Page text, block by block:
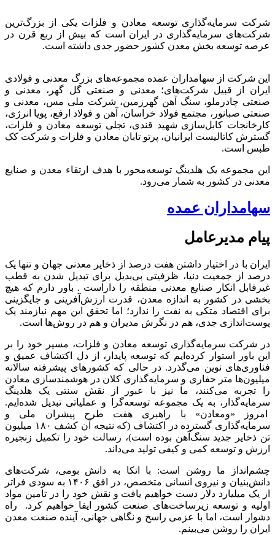
شرکت سرمایه‌گذاری توسعه معادن و فلزات یکی از بزرگ‌ترین
شرکت‌های سرمایه‌گذاری در ایران است که بیش از ربع قرن در
عرصه توسعه بخش معدن کشور حضور جدی داشته است.
این شرکت از سهامداران عمده مجموعه‌های بزرگ معدنی و فولادی
ایران از قبیل شرکت‌های؛ معدنی و صنعتی گل گهر، معدنی و
صنعتی چادرملو، سنگ آهن گهرزمین، شرکت ملی مس، معدنی و
صنعتی صبانور، مجتمع فولاد خراسان، آهن و فولاد ارفع، پویا انرژی،
کارخانجات کابل‌سازی شهید قندی، تجلی توسعه معادن و فلزات،
گسترش کاتالیست ایرانیان، پرتو تابان معادن و فلزات و شرکت کک
طبس است.
این مجموعه یک هلدینگ توسعه‌محور با هدف ارتقاء معدن و صنایع
معدنی در کشور به شمار می‌رود.
سهامداران عمده
پیام مدیرعامل
ایران با در اختیار داشتن هفت درصد از ذخایر معدنی جهان و تنها یک
درصد از جمعیت دنیا، ظرفیتی بی‌بدیل برای تبدیل شدن به قطب
غیرقابل انکار صنایع معدنی منطقه را داراست . باور دارم که هیچ
بخشی در کشور به اندازه معدن، قدرت ارزش‌آفرینی و جایگزینی
برای اقتصاد متکی به نفت را ندارد؛ اما تحقق این مهم نیازمند یک
پوست‌اندازی جدی، هم در نگرش مدیران و هم در روش‌ها است.
در شرکت سرمایه‌گذاری توسعه معادن و فلزات، مسیر خود را بر
این باور استوار کرده‌ایم که توسعه پایدار، از دل اکتشاف عمیق و
فناوری‌های نوین می‌گذرد. در حالی که کشورهای پیشرفته سالانه
میلیون‌ها متر حفاری و سرمایه‌گذاری کلان در هوشمندسازی معادن
را تجربه می‌کنند، ما نیز با عبور از نقش سنتی یک هلدینگ
سرمایه‌گذار، به یک مجموعه توسعه‌گرا و عملیاتی تبدیل شده‌ایم.
امروز «ومعادن» با راهبری هفت طرح پیشران ملی و
سرمایه‌گذاری گسترده در اکتشاف (که نتیجه آن کشف ۱۸۰ میلیون
تن ذخایر جدید سنگ‌آهن بوده است)، رسالت خود را تکمیل زنجیره
ارزش و توسعه کمی و کیفی تولید می‌داند.
چشم‌انداز ما روشن است: با اتکا به دانش بومی، شرکت‌های
دانش‌بنیان و نیروی انسانی متخصص، در افق ۱۴۰۶ به سودی فراتر
از یک میلیارد دلار دست خواهیم یافت و نقش خود را در تامین مواد
اولیه و توسعه زیرساخت‌های صنعت کشور ایفا خواهیم کرد. راه
دشوار است، اما با عزمی راسخ و نگاهی جهانی، آینده صنعت معدن
ایران را روشن می‌بینم.